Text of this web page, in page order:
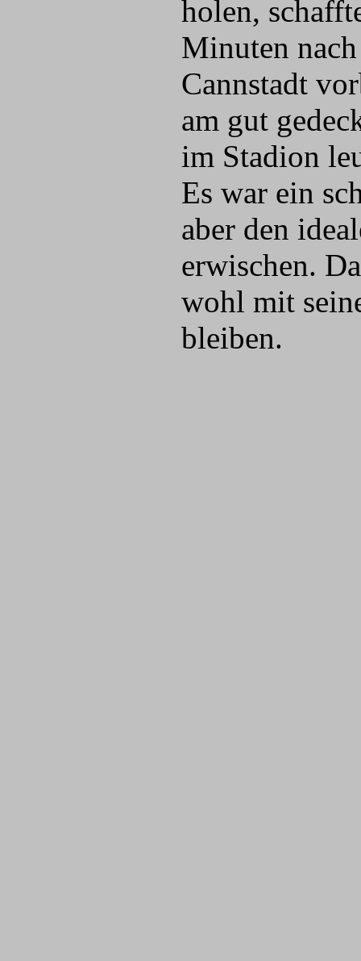
holen,
Minuten
Cannstadt
am gut
im Stadion
Es war ein
aber den
erwischen.
wohl mit
bleiben.